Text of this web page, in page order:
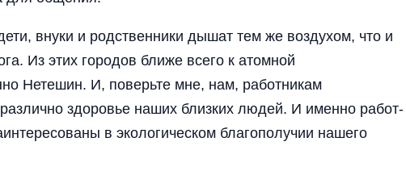
внуки и родственники дышат тем же воздухом, что и
Из этих городов ближе всего к атомной
Нетешин. И, поверьте мне, нам, работникам
здоровье наших близких людей. И именно работ-
в экологическом благополучии нашего